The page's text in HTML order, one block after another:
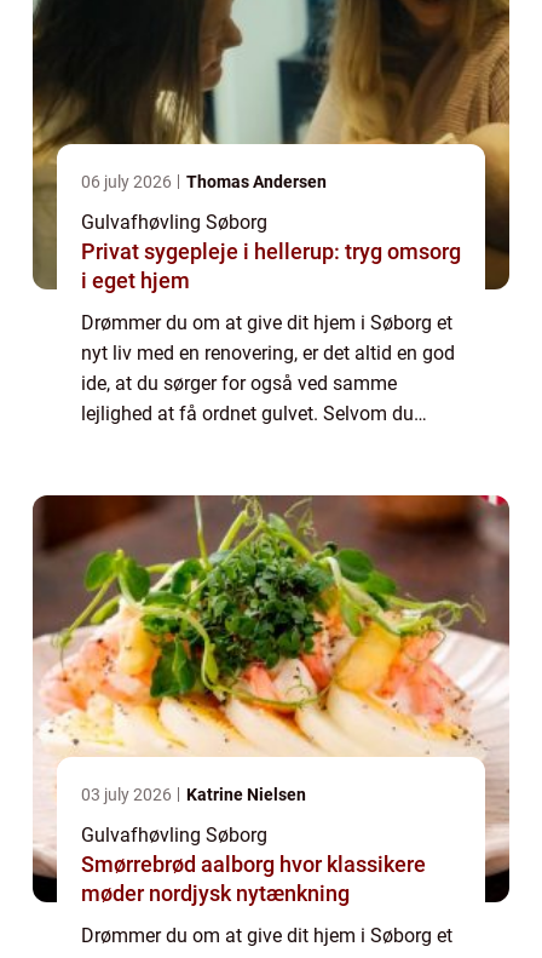
06 july 2026 Thomas Andersen
Gulvafhøvling Søborg
Privat sygepleje i hellerup: tryg omsorg
i eget hjem
Drømmer du om at give dit hjem i Søborg et
nyt liv med en renovering, er det altid en god
ide, at du sørger for også ved samme
lejlighed at få ordnet gulvet. Selvom du
03 july 2026 Katrine Nielsen
Gulvafhøvling Søborg
Smørrebrød aalborg hvor klassikere
møder nordjysk nytænkning
Drømmer du om at give dit hjem i Søborg et